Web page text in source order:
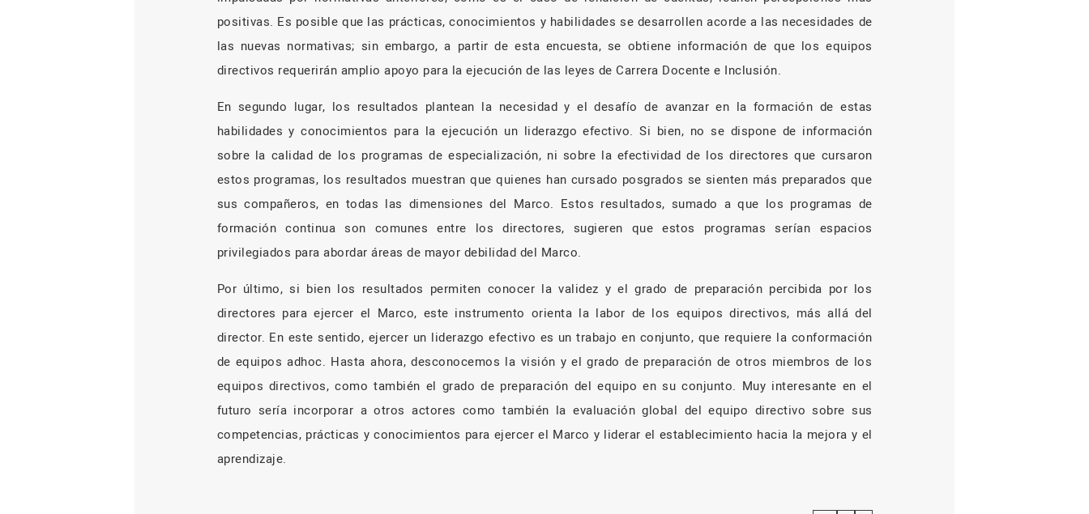
positivas. Es posible que las prácticas, conocimientos y habilidades se desarrollen acorde a las necesidades de
las nuevas normativas; sin embargo, a partir de esta encuesta, se obtiene información de que los equipos
directivos requerirán amplio apoyo para la ejecución de las leyes de Carrera Docente e Inclusión.
En segundo lugar, los resultados plantean la necesidad y el desafío de avanzar en la formación de estas
habilidades y conocimientos para la ejecución un liderazgo efectivo. Si bien, no se dispone de información
sobre la calidad de los programas de especialización, ni sobre la efectividad de los directores que cursaron
estos programas, los resultados muestran que quienes han cursado posgrados se sienten más preparados que
sus compañeros, en todas las dimensiones del Marco. Estos resultados, sumado a que los programas de
formación continua son comunes entre los directores, sugieren que estos programas serían espacios
privilegiados para abordar áreas de mayor debilidad del Marco.
Por último, si bien los resultados permiten conocer la validez y el grado de preparación percibida por los
directores para ejercer el Marco, este instrumento orienta la labor de los equipos directivos, más allá del
director. En este sentido, ejercer un liderazgo efectivo es un trabajo en conjunto, que requiere la conformación
de equipos adhoc. Hasta ahora, desconocemos la visión y el grado de preparación de otros miembros de los
equipos directivos, como también el grado de preparación del equipo en su conjunto. Muy interesante en el
futuro sería incorporar a otros actores como también la evaluación global del equipo directivo sobre sus
competencias, prácticas y conocimientos para ejercer el Marco y liderar el establecimiento hacia la mejora y el
aprendizaje.